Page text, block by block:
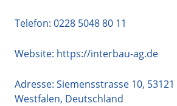
Telefon: 0228 5048 80 11
Website: https://interbau-ag.de
Adresse: Siemensstrasse 10, 53121
Westfalen, Deutschland